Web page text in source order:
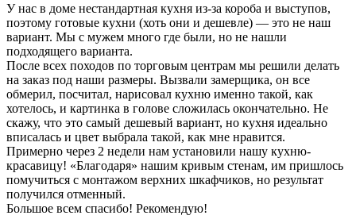
У нас в доме нестандартная кухня из-за короба и выступов,
поэтому готовые кухни (хоть они и дешевле) — это не наш
вариант. Мы с мужем много где были, но не нашли
подходящего варианта.
После всех походов по торговым центрам мы решили делать
на заказ под наши размеры. Вызвали замерщика, он все
обмерил, посчитал, нарисовал кухню именно такой, как
хотелось, и картинка в голове сложилась окончательно. Не
скажу, что это самый дешевый вариант, но кухня идеально
вписалась и цвет выбрала такой, как мне нравится.
Примерно через 2 недели нам установили нашу кухню-
красавицу! «Благодаря» нашим кривым стенам, им пришлось
помучиться с монтажом верхних шкафчиков, но результат
получился отменный.
Большое всем спасибо! Рекомендую!